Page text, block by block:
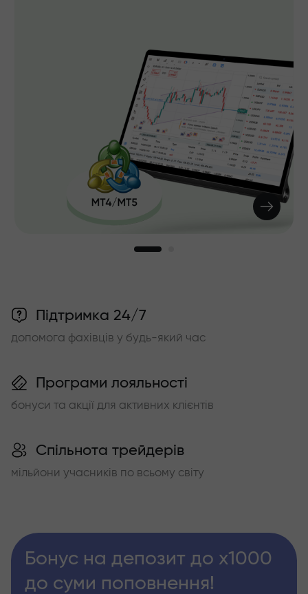
Підтримка 24/7
допомога фахівців у будь-який час
Програми лояльності
бонуси та акції для активних клієнтів
Спільнота трейдерів
мільйони учасників по всьому світу
Бонус на депозит до х1000
до суми поповнення!